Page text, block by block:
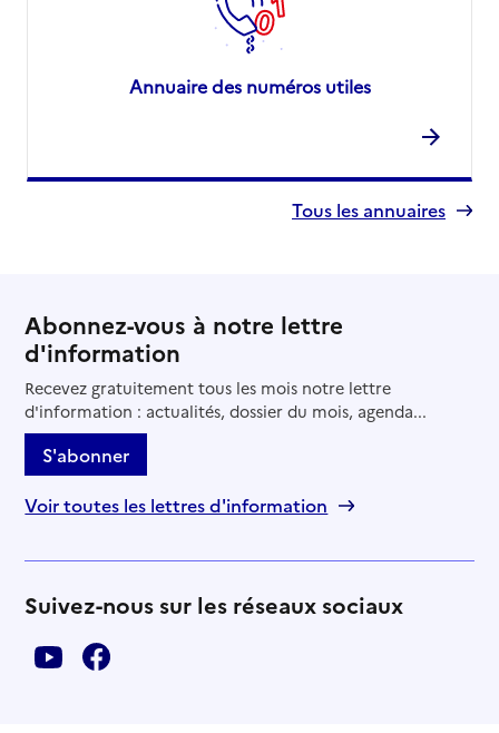
Annuaire des numéros utiles
Tous les annuaires
Abonnez-vous à notre lettre
d'information
Recevez gratuitement tous les mois notre lettre
d'information : actualités, dossier du mois, agenda...
S'abonner
Voir toutes les lettres d'information
Suivez-nous sur les réseaux sociaux